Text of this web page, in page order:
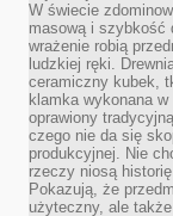
W świecie
masową i szybkość
wrażenie robią
ludzkiej ręki.
ceramiczny kubek,
klamka wykonana w
oprawiony
czego nie da się
produkcyjnej. Nie
rzeczy niosą
Pokazują, że
użyteczny, ale